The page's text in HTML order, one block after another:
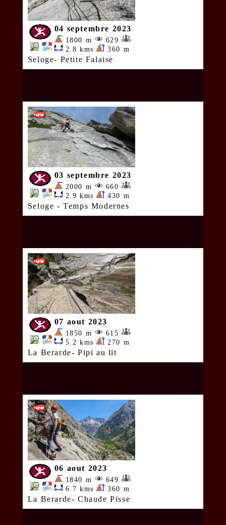
04 septembre 2023
1800 m
629
2.8 kms
360 m
Seloge- Petite Falaise
03 septembre 2023
2000 m
660
2.9 kms
430 m
Seloge - Temps Modernes
07 aout 2023
1850 m
615
5.2 kms
270 m
La Berarde- Pipi au lit
06 aout 2023
1840 m
649
6.7 kms
360 m
La Berarde- Chaude Pisse